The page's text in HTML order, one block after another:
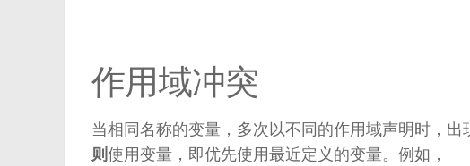
作用域冲突
当相同名称的变量，多次以不同的作用域声明时，
则使用变量，即优先使用最近定义的变量。例如，